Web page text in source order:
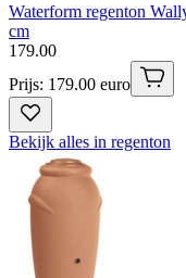
Waterform regenton
cm
179.00
Prijs: 179.00 euro
Bekijk alles in regenton